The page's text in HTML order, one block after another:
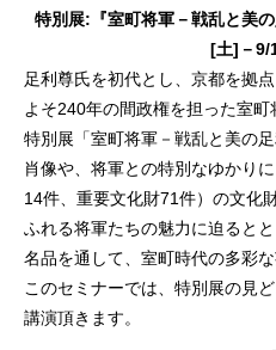
特別展:『室町将軍－戦乱と美
[土]－9/
足利尊氏を初代とし、京都を拠
よそ240年の間政権を担った室町
特別展「室町将軍－戦乱と美の
肖像や、将軍との特別なゆかり
14件、重要文化財71件）の文化
ふれる将軍たちの魅力に迫ると
名品を通して、室町時代の多彩
このセミナーでは、特別展の見
講演頂きます。